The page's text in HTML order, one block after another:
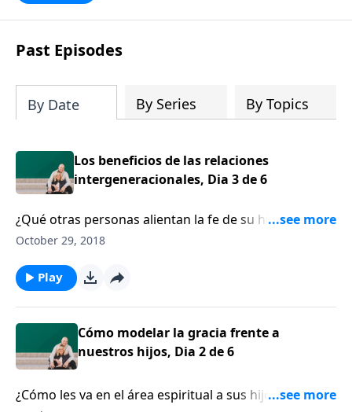
a casa los principios de la Palabra de
Dios para compartirlos con su familia,
su iglesia y su comunidad!
Past Episodes
By Date By Series By Topics
Los beneficios de las relaciones
intergeneracionales, Dia 3 de 6
¿Qué otras personas alientan la fe de su hijo? Kara
Powell, profesora de seminario, nos cuenta cómo
intergeneracionales. En un estudio de 500
graduados del grupo de jóvenes, el ingrediente clave
interacción con múltiples generaciones. Kara anima
a los padres a proveer oportunidades para que sus
hijos interactúen con personas de todas las edades.
October 29, 2018
Play
Cómo modelar la gracia frente a
nuestros hijos, Dia 2 de 6
¿Cómo les va en el área espiritual a sus hijos? Kara